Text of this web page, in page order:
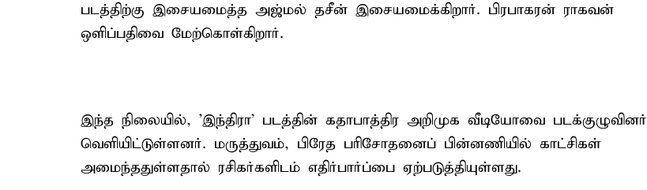
படத்திற்கு இசையமைத்த அஜ்மல் தசீன் இசையமைக்கிறார். பிரபாகரன் ராகவன்
ஒளிப்பதிவை மேற்கொள்கிறார்.
இந்த நிலையில், 'இந்திரா' படத்தின் கதாபாத்திர அறிமுக வீடியோவை படக்குழுவினர்
வெளியிட்டுள்ளனர். மருத்துவம், பிரேத பரிசோதனைப் பின்னணியில் காட்சிகள்
அமைந்ததுள்ளதால் ரசிகர்களிடம் எதிர்பார்ப்பை ஏற்படுத்தியுள்ளது.